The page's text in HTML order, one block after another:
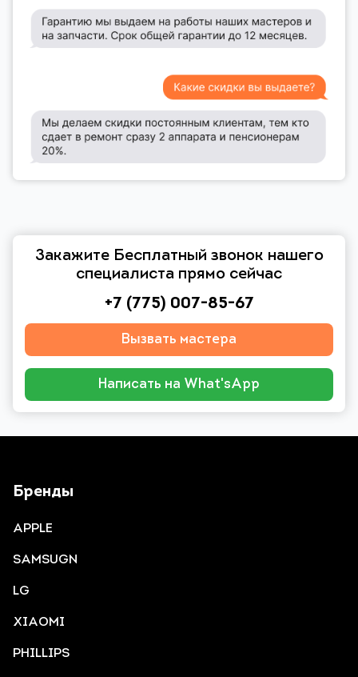
Закажите Бесплатный звонок нашего
специалиста прямо сейчас
+7 (775) 007-85-67
Вызвать мастера
Написать на What'sApp
Бренды
APPLE
SAMSUGN
LG
XIAOMI
PHILLIPS